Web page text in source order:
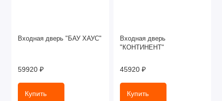
Входная дверь "БАУ ХАУС"
59920 ₽
Купить
Входная дверь
"КОНТИНЕНТ"
45920 ₽
Купить